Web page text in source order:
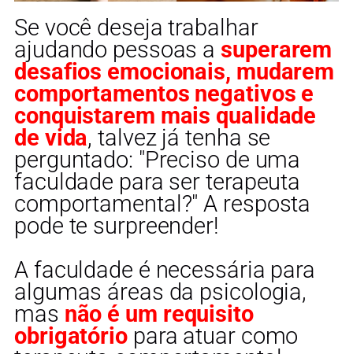
Se você deseja trabalhar
ajudando pessoas asuperarem
desafios emocionais, mudarem
comportamentos negativos e
conquistarem mais qualidade
de vida, talvez já tenha se
perguntado: "Preciso de uma
faculdade para ser terapeuta
comportamental?" A resposta
pode te surpreender!
A faculdade é necessária para
algumas áreas da psicologia,
mas não é um requisito
obrigatóriopara atuar como